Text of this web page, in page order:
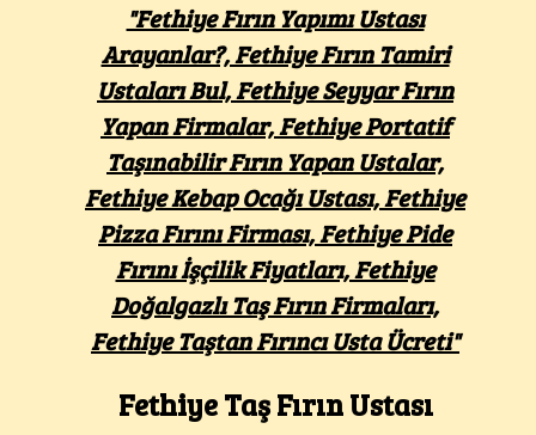
"Fethiye Fırın Yapımı Ustası
Arayanlar?, Fethiye Fırın Tamiri
Ustaları Bul, Fethiye Seyyar Fırın
Yapan Firmalar, Fethiye Portatif
Taşınabilir Fırın Yapan Ustalar,
Fethiye Kebap Ocağı Ustası, Fethiye
Pizza Fırını Firması, Fethiye Pide
Fırını İşçilik Fiyatları, Fethiye
Doğalgazlı Taş Fırın Firmaları,
Fethiye Taştan Fırıncı Usta Ücreti"
Fethiye Taş Fırın Ustası